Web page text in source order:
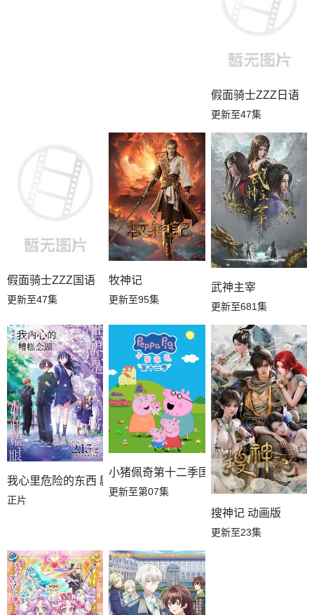
假面骑士ZZZ日语
更新至47集
假面骑士ZZZ国语
更新至47集
牧神记
更新至95集
武神主宰
更新至681集
我心里危险的东西 剧场版
正片
小猪佩奇第十二季国语
更新至第07集
搜神记 动画版
更新至23集